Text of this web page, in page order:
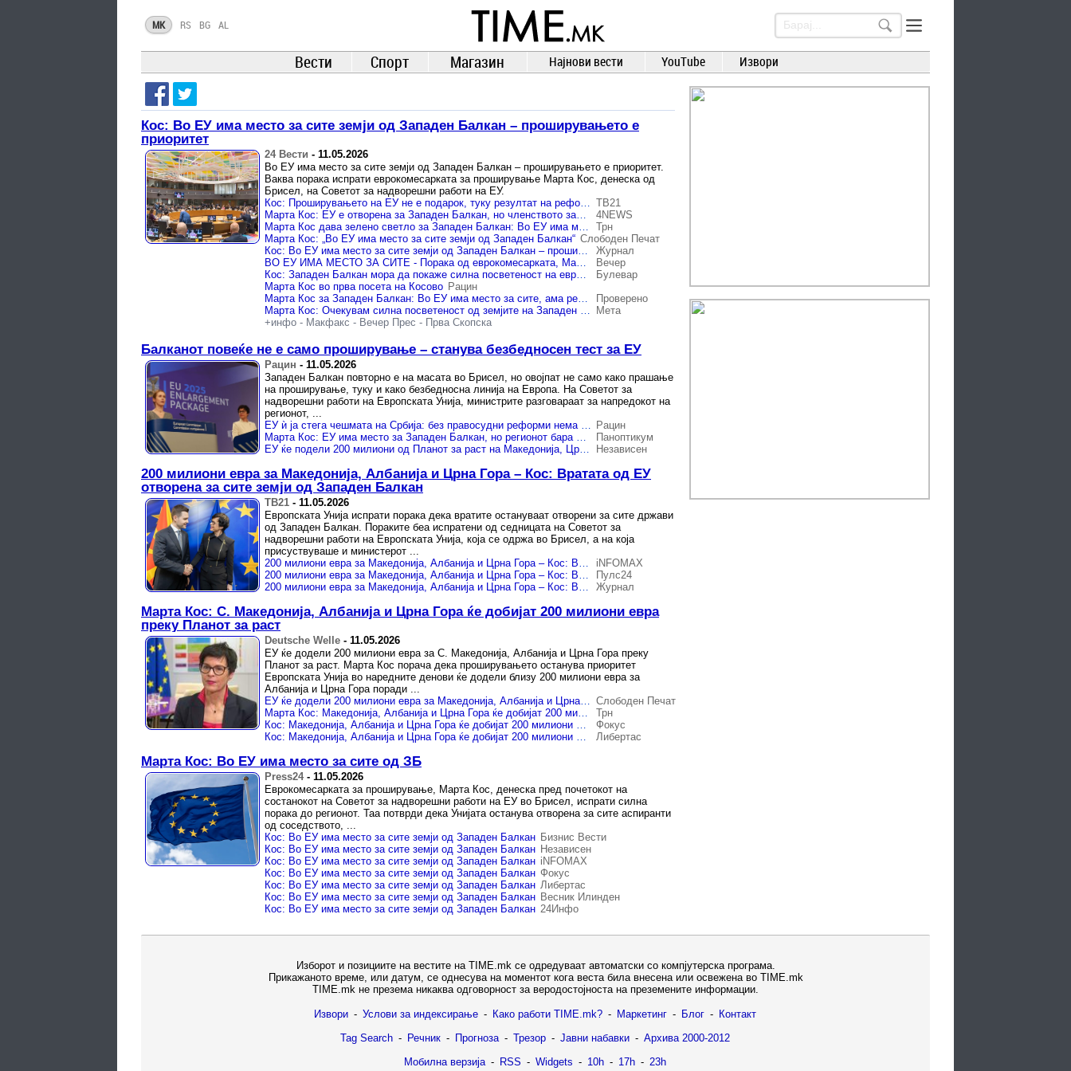
TIME.mk
ВЕСТИ
NEWS
MK RS BG AL
Вести Спорт Магазин Најнови вести YouTube Извори
Кос: Во ЕУ има место за сите земји од Западен Балкан – проширувањето е
приоритет
24 Вести - 11.05.2026
Во ЕУ има место за сите земји од Западен Балкан – проширувањето е приоритет.
Ваква порака испрати еврокомесарката за проширување Марта Кос, денеска од
Брисел, на Советот за надворешни работи на ЕУ.
Кос: Проширувањето на ЕУ не е подарок, туку резултат на реформи и владеење на правото ТВ21
Марта Кос: ЕУ е отворена за Западен Балкан, но членството зависи од реални реформи
4NEWS
Марта Кос дава зелено светло за Западен Балкан: Во ЕУ има место за сите
Трн
Марта Кос: „Во ЕУ има место за сите земји од Западен Балкан“ Слободен Печат
Кос: Во ЕУ има место за сите земји од Западен Балкан – проширувањето е приоритет
Журнал
ВО ЕУ ИМА МЕСТО ЗА СИТЕ - Порака од еврокомесарката, Марта Кос
Вечер
Кос: Западен Балкан мора да покаже силна посветеност на европскиот пат
Булевар
Марта Кос во прва посета на Косово Рацин
Марта Кос за Западен Балкан: Во ЕУ има место за сите, ама реформирајте се !
Проверено
Марта Кос: Очекувам силна посветеност од земјите на Западен Балкан
Мета
+инфо - Макфакс - Вечер Прес - Прва Скопска
Балканот повеќе не е само проширување – станува безбедносен тест за ЕУ
Рацин - 11.05.2026
Западен Балкан повторно е на масата во Брисел, но овојпат не само како прашање
на проширување, туку и како безбедносна линија на Европа. На Советот за
надворешни работи на Европската Унија, министрите разговараат за напредокот на
регионот, ...
ЕУ ѝ ја стега чешмата на Србија: без правосудни реформи нема пари Рацин
Марта Кос: ЕУ има место за Западен Балкан, но регионот бара фер правила на патот кон членство
Паноптикум
ЕУ ќе подели 200 милиони од Планот за раст на Македонија, Црна Гора и Албанија, Србија ќе извиси
Независен
200 милиони евра за Македонија, Албанија и Црна Гора – Кос: Вратата од ЕУ
отворена за сите земји од Западен Балкан
ТВ21 - 11.05.2026
Европската Унија испрати порака дека вратите остануваат отворени за сите држави
од Западен Балкан. Пораките беа испратени од седницата на Советот за
надворешни работи на Европската Унија, која се одржа во Брисел, а на која
присуствуваше и министерот ...
200 милиони евра за Македонија, Албанија и Црна Гора – Кос: Вратата од ЕУ отворена за сите земји од Западен Балкан
iNFOMAX
200 милиони евра за Македонија, Албанија и Црна Гора – Кос: Вратата од ЕУ отворена за сите земји од Западен Балкан
Пулс24
200 милиони евра за Македонија, Албанија и Црна Гора – Кос: Вратата од ЕУ отворена за сите земји од Западен Балкан
Журнал
Марта Кос: С. Македонија, Албанија и Црна Гора ќе добијат 200 милиони евра
преку Планот за раст
Deutsche Welle - 11.05.2026
ЕУ ќе додели 200 милиони евра за С. Македонија, Албанија и Црна Гора преку
Планот за раст. Марта Кос порача дека проширувањето останува приоритет
Европската Унија во наредните денови ќе додели близу 200 милиони евра за
Албанија и Црна Гора поради ...
ЕУ ќе додели 200 милиони евра за Македонија, Албанија и Црна Гора преку Планот за раст, најави Кос Слободен Печат
Марта Кос: Македонија, Албанија и Црна Гора ќе добијат 200 милиони евра преку Планот за раст
Трн
Кос: Македонија, Албанија и Црна Гора ќе добијат 200 милиони евра преку Планот за раст
Фокус
Кос: Македонија, Албанија и Црна Гора ќе добијат 200 милиони евра преку Планот за раст
Либертас
Марта Кос: Во ЕУ има место за сите од ЗБ
Press24- 11.05.2026
Еврокомесарката за проширување, Марта Кос, денеска пред почетокот на
состанокот на Советот за надворешни работи на ЕУ во Брисел, испрати силна
порака до регионот. Таа потврди дека Унијата останува отворена за сите аспиранти
од соседството, ...
Кос: Во ЕУ има место за сите земји од Западен Балкан Бизнис Вести
Кос: Во ЕУ има место за сите земји од Западен Балкан Независен
Кос: Во ЕУ има место за сите земји од Западен Балкан iNFOMAX
Кос: Во ЕУ има место за сите земји од Западен Балкан Фокус
Кос: Во ЕУ има место за сите земји од Западен Балкан Либертас
Кос: Во ЕУ има место за сите земји од Западен Балкан Весник Илинден
Кос: Во ЕУ има место за сите земји од Западен Балкан 24Инфо
Изборот и позициите на вестите на TIME.mk се одредуваат автоматски со компјутерска програма.
Прикажаното време, или датум, се однесува на моментот кога веста била внесена или освежена во TIME.mk
TIME.mk не презема никаква одговорност за веродостојноста на преземените информации.
Извори - Услови за индексирање - Како работи TIME.mk? - Маркетинг - Блог - Контакт
Tag Search - Речник - Прогноза - Трезор - Јавни набавки - Архива 2000-2012
Мобилна верзија - RSS - Widgets - 10h - 17h - 23h